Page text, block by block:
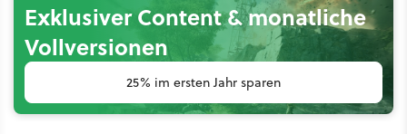
Exklusiver Content & monatliche
Vollversionen
25% im ersten Jahr sparen